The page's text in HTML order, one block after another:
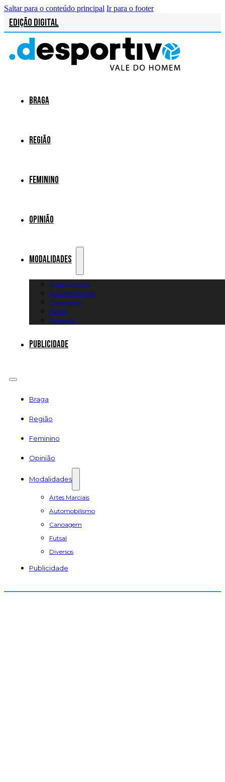
Saltar para o conteúdo principal Ir para o footer
Edição Digital
Braga
Região
Feminino
Opinião
Modalidades
Artes Marciais
Automobilismo
Canoagem
Futsal
Diversos
Publicidade
Braga
Região
Feminino
Opinião
Modalidades
Artes Marciais
Automobilismo
Canoagem
Futsal
Diversos
Publicidade